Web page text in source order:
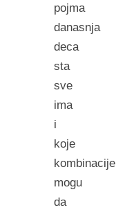
pojma
danasnja
deca
sta
sve
ima
i
koje
kombinacije
mogu
da